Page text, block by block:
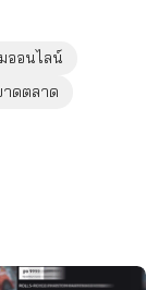
ออนไลน์
าดตลาด